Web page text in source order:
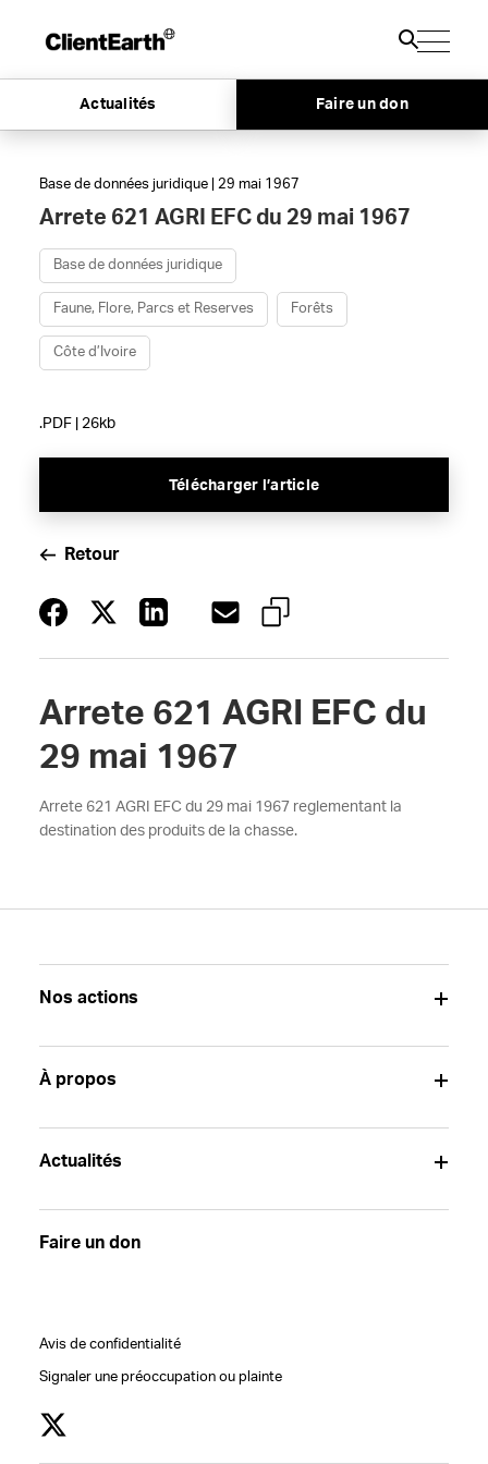
Actualités Faire un don
Base de données juridique | 29 mai 1967
Arrete 621 AGRI EFC du 29 mai 1967
Base de données juridique
Faune, Flore, Parcs et Reserves Forêts
Côte d’Ivoire
.PDF | 26kb
Télécharger l’article
Retour
Arrete 621 AGRI EFC du
29 mai 1967
Arrete 621 AGRI EFC du 29 mai 1967 reglementant la
destination des produits de la chasse.
Nos actions
À propos
Actualités
Faire un don
Avis de confidentialité
Signaler une préoccupation ou plainte